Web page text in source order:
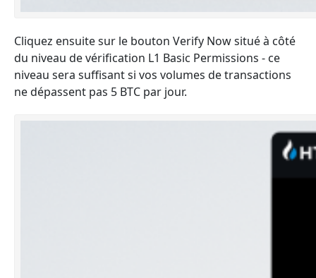
Cliquez ensuite sur le bouton Verify Now situé à côté
du niveau de vérification L1 Basic Permissions - ce
niveau sera suffisant si vos volumes de transactions
ne dépassent pas 5 BTC par jour.